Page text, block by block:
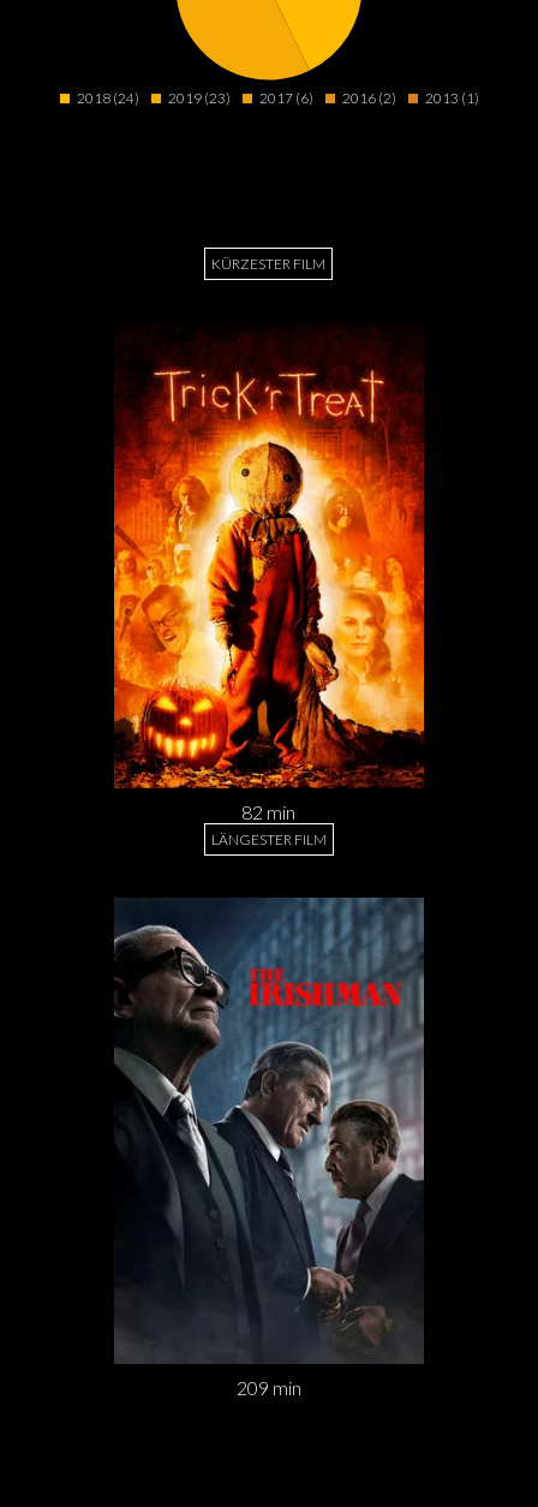
2018 (24) 2019 (23) 2017 (6) 2016 (2) 2013 (1)
KÜRZESTER FILM
82 min
LÄNGESTER FILM
209 min